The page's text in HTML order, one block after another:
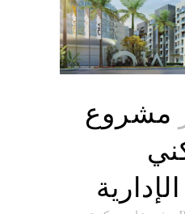
مشروع